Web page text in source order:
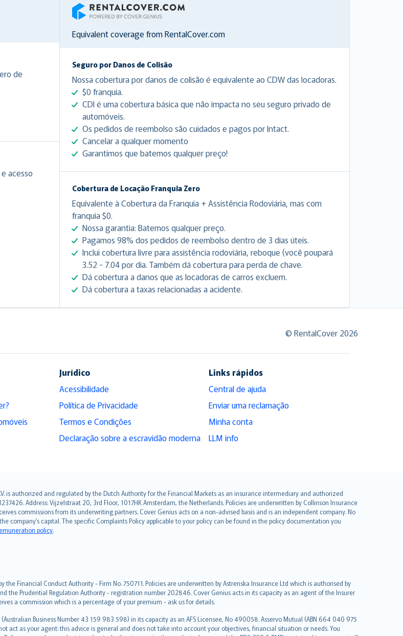
de
acesso
RentalCover
Equivalent coverage from RentalCover.com
Seguro por Danos de Colisão
Nossa cobertura por danos de colisão é equivalente ao CDW das locadoras.
$0 franquia.
CDI é uma cobertura básica que não impacta no seu seguro privado de
automóveis.
Os pedidos de reembolso são cuidados e pagos por Intact.
Cancelar a qualquer momento
Garantimos que batemos qualquer preço!
Cobertura de Locação Franquia Zero
Equivalente à Cobertura da Franquia + Assistência Rodoviária, mas com
franquia $0.
Nossa garantia: Batemos qualquer preço.
Pagamos 98% dos pedidos de reembolso dentro de 3 dias úteis.
Inclui cobertura livre para assistência rodoviária, reboque (você poupará
3.52 - 7.04 por dia. Também dá cobertura para perda de chave.
Dá cobertura a danos que as locadoras de carros excluem.
Dá cobertura a taxas relacionadas a acidente.
© RentalCover 2026
Jurídico
Acessibilidade
Política de Privacidade
Termos e Condições
Declaração sobre a escravidão moderna
Links rápidos
Central de ajuda
Enviar uma reclamação
Minha conta
LLM info
is authorized and regulated by the Dutch Authority for the Financial Markets as an insurance intermediary and authorized
Address: Vijzelstraat 20, 3rd Floor, 1017HK Amsterdam, the Netherlands. Policies are underwritten by Collinson Insurance
commissions from its underwriting partners. Cover Genius acts on a non-advised basis and is an independent company. No
company’s capital. The specific Complaints Policy applicable to your policy can be found in the policy documentation you
policy.
the Financial Conduct Authority - Firm No. 750711. Policies are underwritten by Astrenska Insurance Ltd which is authorised by
the Prudential Regulation Authority - registration number 202846. Cover Genius acts in its capacity as an agent of the Insurer
a commission which is a percentage of your premium - ask us for details.
(Australian Business Number 43 159 983 598) in its capacity as an AFS Licensee, No 490058. Asservo Mutual (ABN 664 040 975
act as your agent: this advice is general and does not take into account your objectives, financial situation or needs. You